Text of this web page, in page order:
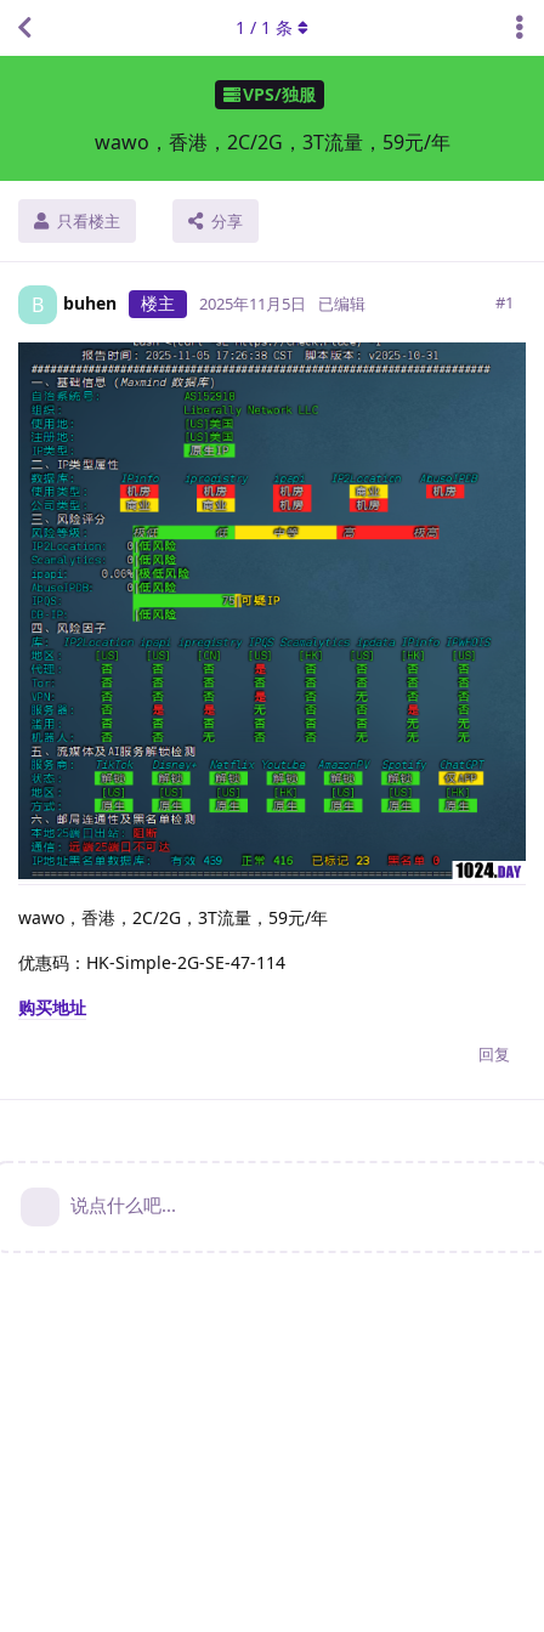
VPS/独服
wawo，香港，2C/2G，3T流量，59元/年
只看楼主 分享
1 / 1 条
B buhen 楼主 2025年11月5日 已编辑 #1
wawo，香港，2C/2G，3T流量，59元/年
优惠码：HK-Simple-2G-SE-47-114
购买地址
回复
说点什么吧...